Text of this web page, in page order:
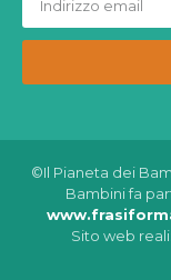
©Il Pianeta dei
Bambini fa
Sito web